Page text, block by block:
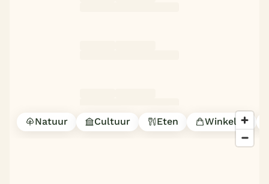
Natuur Cultuur Eten Winkelen